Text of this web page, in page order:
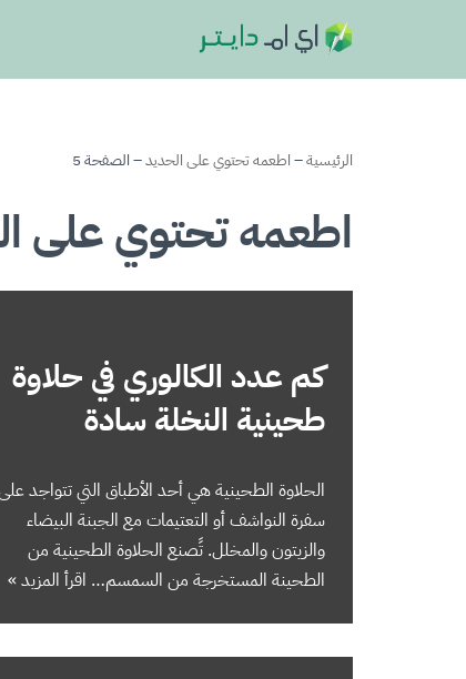
الرئيسية–اطعمه تحتوي على الحديد–الصفحة 5
اطعمه تحتوي على
كم عدد الكالوري في حلاوة
طحينية النخلة سادة
الحلاوة الطحينية هي أحد الأطباق التي تتواجد
سفرة النواشف أو التعتيمات مع الجبنة البيضاء
والزيتون والمخلل. تًصنع الحلاوة الطحينية من
الطحينة المستخرجة من السمسم… اقرأ المزيد »